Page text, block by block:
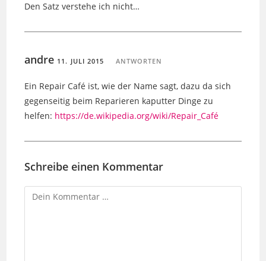
Den Satz verstehe ich nicht…
andre 11. JULI 2015 ANTWORTEN
Ein Repair Café ist, wie der Name sagt, dazu da sich
gegenseitig beim Reparieren kaputter Dinge zu
helfen: https://de.wikipedia.org/wiki/Repair_Café
Schreibe einen Kommentar
Kommentar